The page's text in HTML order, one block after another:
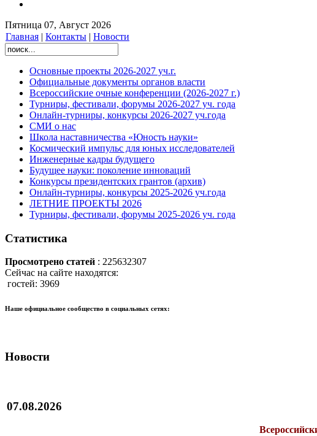
Пятница 07, Август 2026
Главная | Контакты | Новости
Основные проекты 2026-2027 уч.г.
Официальные документы органов власти
Всероссийские очные конференции (2026-2027 г.)
Турниры, фестивали, форумы 2026-2027 уч. года
Онлайн-турниры, конкурсы 2026-2027 уч.года
СМИ о нас
Школа наставничества «Юность науки»
Космический импульс для юных исследователей
Инженерные кадры будущего
Будущее науки: поколение инноваций
Конкурсы президентских грантов (архив)
Онлайн-турниры, конкурсы 2025-2026 уч.года
ЛЕТНИЕ ПРОЕКТЫ 2026
Турниры, фестивали, форумы 2025-2026 уч. года
Статистика
Просмотрено статей : 225632307
Сейчас на сайте находятся:
гостей: 3969
Наше официальное сообщество в социальных сетях:
Новости
07.08.2026